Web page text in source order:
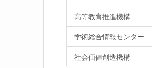
高等教育推進機構
学術総合情報センター
社会価値創造機構